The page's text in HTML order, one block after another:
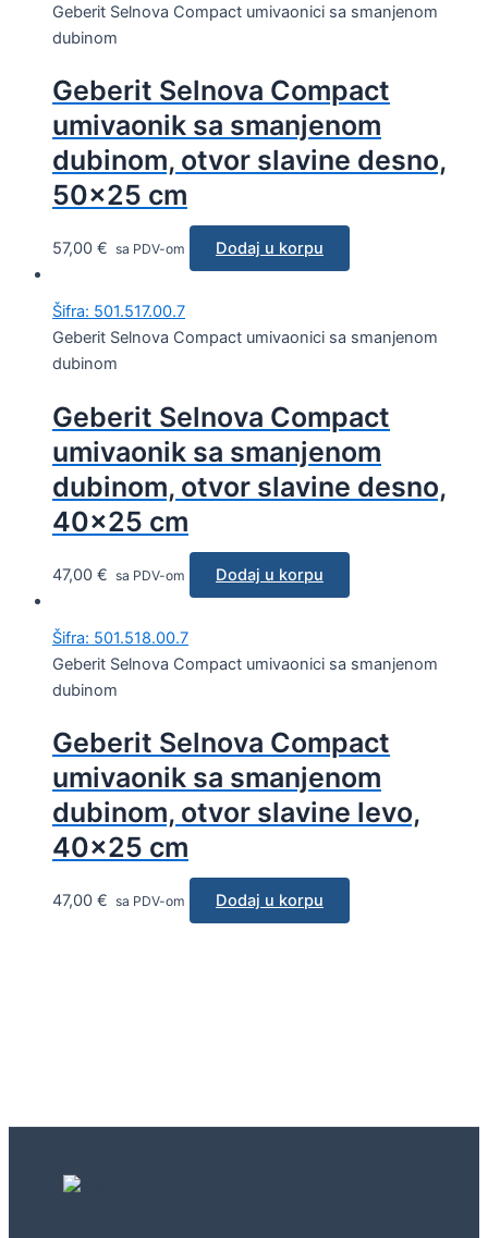
Geberit Selnova Compact umivaonici sa smanjenom
dubinom
Geberit Selnova Compact
umivaonik sa smanjenom
dubinom, otvor slavine desno,
50×25 cm
57,00 € sa PDV-om Dodaj u korpu
Šifra: 501.517.00.7
Geberit Selnova Compact umivaonici sa smanjenom
dubinom
Geberit Selnova Compact
umivaonik sa smanjenom
dubinom, otvor slavine desno,
40×25 cm
47,00 € sa PDV-om Dodaj u korpu
Šifra: 501.518.00.7
Geberit Selnova Compact umivaonici sa smanjenom
dubinom
Geberit Selnova Compact
umivaonik sa smanjenom
dubinom, otvor slavine levo,
40×25 cm
47,00 € sa PDV-om Dodaj u korpu